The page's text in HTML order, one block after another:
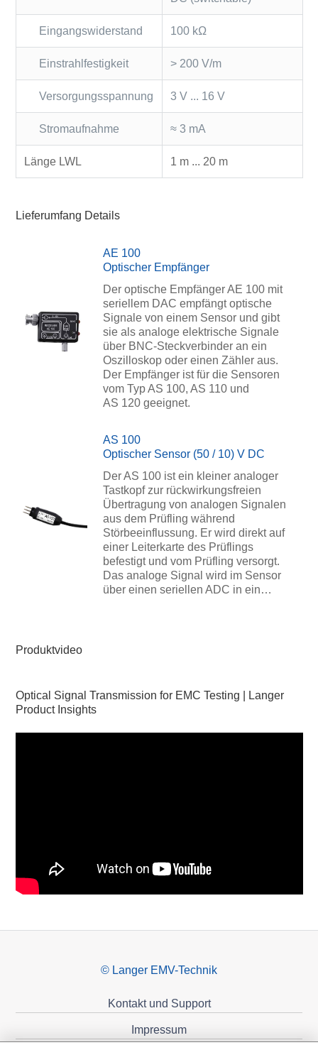
Eingangswiderstand 100 kΩ
Einstrahlfestigkeit > 200 V/m
Versorgungsspannung 3 V ... 16 V
Stromaufnahme ≈ 3 mA
Länge LWL 1 m ... 20 m
Lieferumfang Details
AE 100
Optischer Empfänger
Der optische Empfänger AE 100 mit
seriellem DAC empfängt optische
Signale von einem Sensor und gibt
sie als analoge elektrische Signale
über BNC-Steckverbinder an ein
Oszilloskop oder einen Zähler aus.
Der Empfänger ist für die Sensoren
vom Typ AS 100, AS 110 und
AS 120 geeignet.
AS 100
Optischer Sensor (50 / 10) V DC
Der AS 100 ist ein kleiner analoger
Tastkopf zur rückwirkungsfreien
Übertragung von analogen Signalen
aus dem Prüfling während
Störbeeinflussung. Er wird direkt auf
einer Leiterkarte des Prüflings
befestigt und vom Prüfling versorgt.
Das analoge Signal wird im Sensor
über einen seriellen ADC in ein…
Produktvideo
Optical Signal Transmission for EMC Testing | Langer
Product Insights
© Langer EMV-Technik
Kontakt und Support
Impressum